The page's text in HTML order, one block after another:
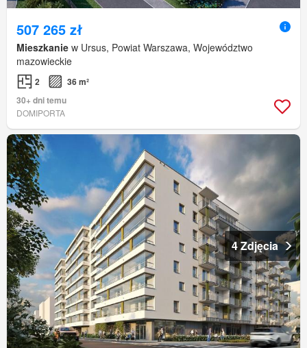
507 265 zł
Mieszkanie w Ursus, Powiat Warszawa, Województwo
mazowieckie
2
36 m²
30+ dni temu
DOMIPORTA
4 Zdjęcia